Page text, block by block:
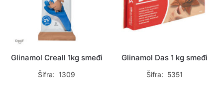
Glinamol Creall 1kg smeđi
Šifra: 1309
Glinamol Das 1 kg smeđi
Šifra: 5351